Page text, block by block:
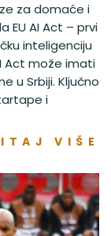
za domaće i
EU AI Act – prvi
inteligenciju
Act može imati
u Srbiji. Ključno
i
VIŠE